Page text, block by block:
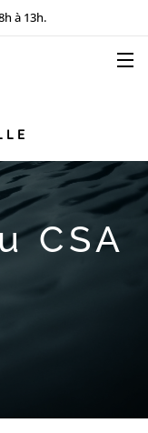
à 13h.
CSA